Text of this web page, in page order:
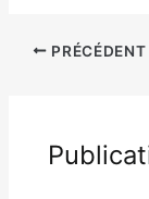
PRÉCÉDENT